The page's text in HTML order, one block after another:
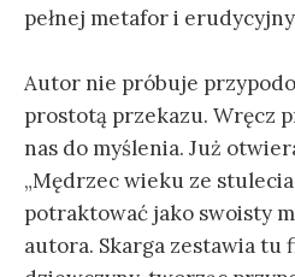
pełnej metafor i
Autor nie próbuje
prostotą przekazu. Wręcz
nas do myślenia. Już
„Mędrzec wieku ze
potraktować jako swoisty
autora. Skarga zestawia tu